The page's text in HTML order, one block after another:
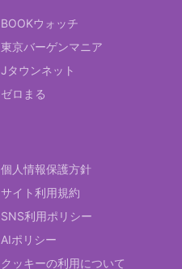
BOOKウォッチ
東京バーゲンマニア
Jタウンネット
ゼロまる
個人情報保護方針
サイト利用規約
SNS利用ポリシー
AIポリシー
クッキーの利用について